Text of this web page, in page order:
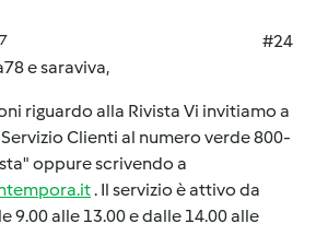
#24
e saraviva,
riguardo alla Rivista Vi invitiamo a
Clienti al numero verde 800-
oppure scrivendo a
. Il servizio è attivo da
9.00 alle 13.00 e dalle 14.00 alle